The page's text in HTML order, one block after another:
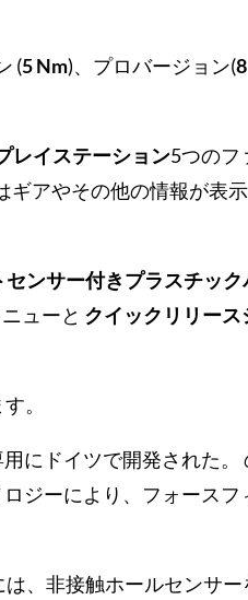
(5 Nm)、プロバージョン(8
レイステーション5つのフ
ギアやその他の情報が表
センサー付きプラスチック
ューと クイックリリース
。
にドイツで開発された。
ジーにより、フォースフ
、非接触ホールセンサー